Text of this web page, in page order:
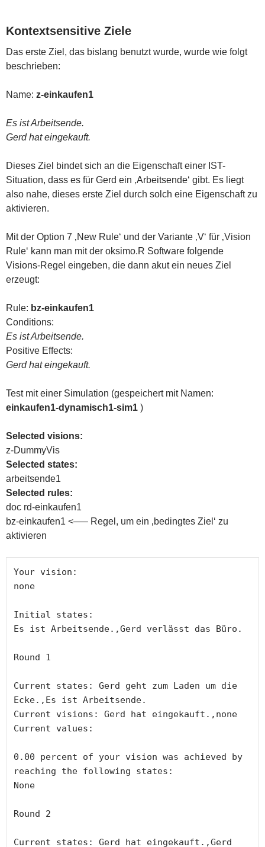
Kontextsensitive Ziele
Das erste Ziel, das bislang benutzt wurde, wurde wie folgt
beschrieben:
Name: z-einkaufen1
Es ist Arbeitsende.
Gerd hat eingekauft.
Dieses Ziel bindet sich an die Eigenschaft einer IST-
Situation, dass es für Gerd ein ‚Arbeitsende‘ gibt. Es liegt
also nahe, dieses erste Ziel durch solch eine Eigenschaft zu
aktivieren.
Mit der Option 7 ‚New Rule‘ und der Variante ‚V‘ für ‚Vision
Rule‘ kann man mit der oksimo.R Software folgende
Visions-Regel eingeben, die dann akut ein neues Ziel
erzeugt:
Rule: bz-einkaufen1
Conditions:
Es ist Arbeitsende.
Positive Effects:
Gerd hat eingekauft.
Test mit einer Simulation (gespeichert mit Namen:
einkaufen1-dynamisch1-sim1 )
Selected visions:
z-DummyVis
Selected states:
arbeitsende1
Selected rules:
doc rd-einkaufen1
bz-einkaufen1 <—– Regel, um ein ‚bedingtes Ziel‘ zu
aktivieren
Your vision:
none
Initial states:
Es ist Arbeitsende.,Gerd verlässt das Büro.
Round 1
Current states: Gerd geht zum Laden um die
Ecke.,Es ist Arbeitsende.
Current visions: Gerd hat eingekauft.,none
Current values:
0.00 percent of your vision was achieved by
reaching the following states:
None
Round 2
Current states: Gerd hat eingekauft.,Gerd